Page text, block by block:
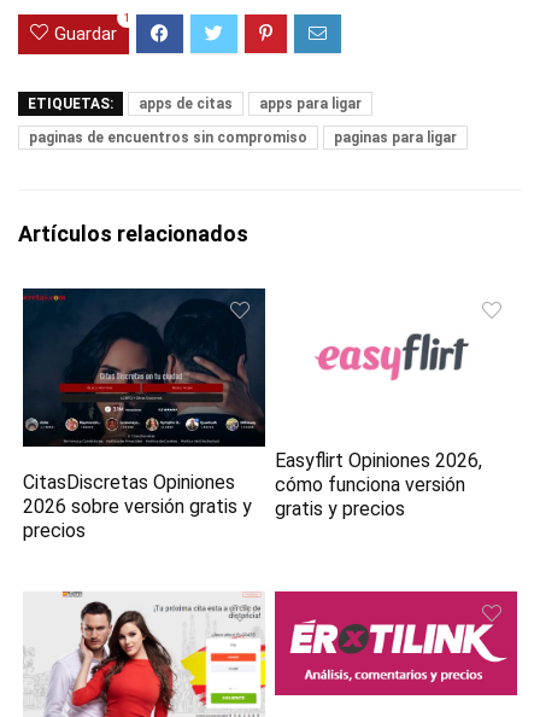
Guardar
1
ETIQUETAS: apps de citas
apps para ligar
paginas de encuentros sin compromiso
paginas para ligar
Artículos relacionados
CitasDiscretas Opiniones
2026 sobre versión gratis y
precios
Easyflirt Opiniones 2026,
cómo funciona versión
gratis y precios